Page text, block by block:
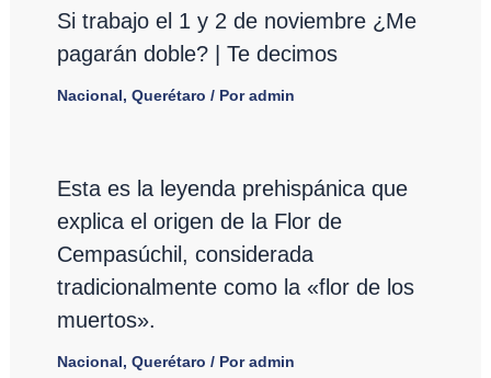
Si trabajo el 1 y 2 de noviembre ¿Me
pagarán doble? | Te decimos
Nacional, Querétaro / Poradmin
Esta es la leyenda prehispánica que
explica el origen de la Flor de
Cempasúchil, considerada
tradicionalmente como la «flor de los
muertos».
Nacional, Querétaro / Poradmin